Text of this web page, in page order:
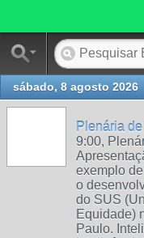
sábado, 8 agosto 2026
Plenária
9:00,
exemplo
o
do SUS
Equidade)
Paulo.